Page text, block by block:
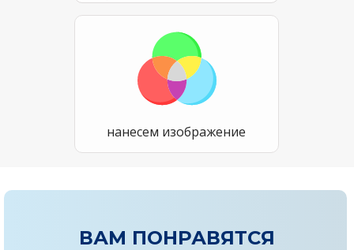
нанесем изображение
ВАМ ПОНРАВЯТСЯ